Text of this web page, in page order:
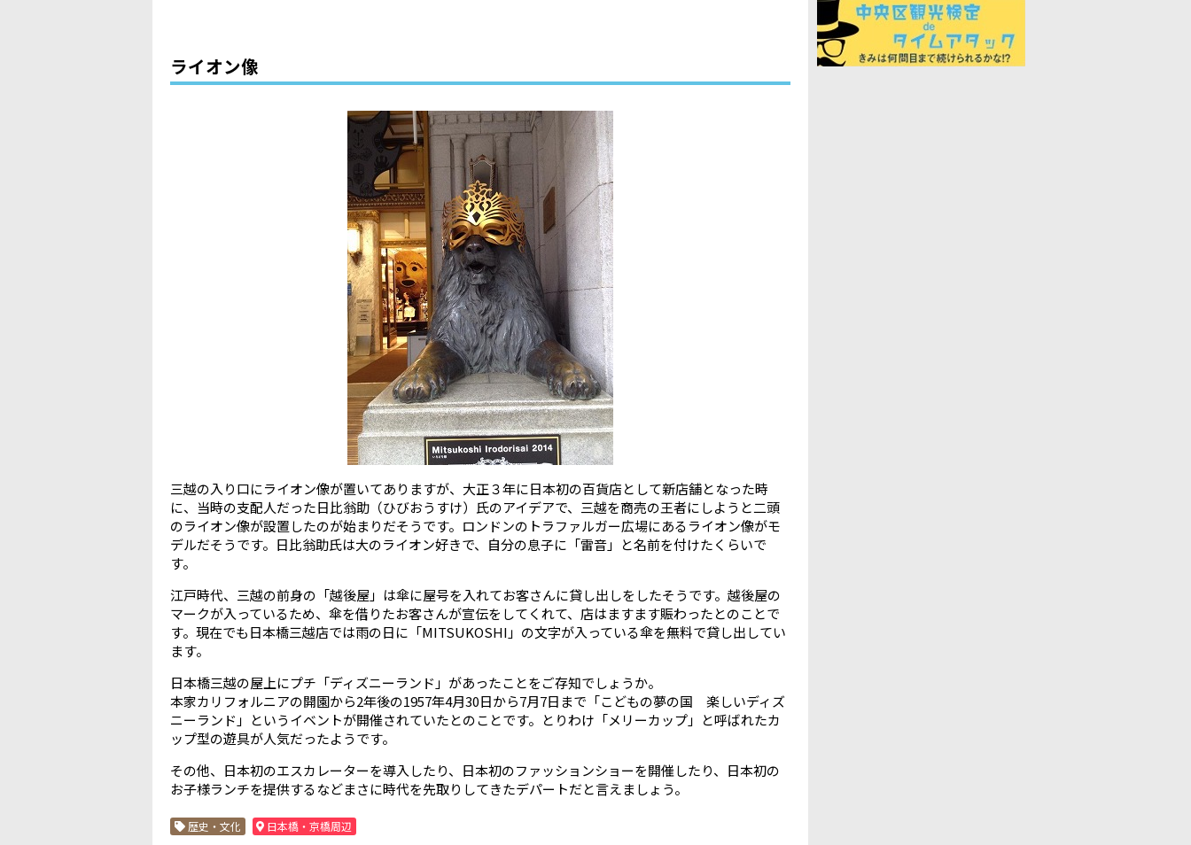
ライオン像
三越の入り口にライオン像が置いてありますが、大正３年に日本初の百貨店として新店舗となった時
に、当時の支配人だった日比翁助（ひびおうすけ）氏のアイデアで、三越を商売の王者にしようと二頭
のライオン像が設置したのが始まりだそうです。ロンドンのトラファルガー広場にあるライオン像がモ
デルだそうです。日比翁助氏は大のライオン好きで、自分の息子に「雷音」と名前を付けたくらいで
す。
江戸時代、三越の前身の「越後屋」は傘に屋号を入れてお客さんに貸し出しをしたそうです。越後屋の
マークが入っているため、傘を借りたお客さんが宣伝をしてくれて、店はますます賑わったとのことで
す。現在でも日本橋三越店では雨の日に「MITSUKOSHI」の文字が入っている傘を無料で貸し出してい
ます。
日本橋三越の屋上にプチ「ディズニーランド」があったことをご存知でしょうか。
本家カリフォルニアの開園から2年後の1957年4月30日から7月7日まで「こどもの夢の国 楽しいディズ
ニーランド」というイベントが開催されていたとのことです。とりわけ「メリーカップ」と呼ばれたカ
ップ型の遊具が人気だったようです。
その他、日本初のエスカレーターを導入したり、日本初のファッションショーを開催したり、日本初の
お子様ランチを提供するなどまさに時代を先取りしてきたデパートだと言えましょう。
歴史・文化 日本橋・京橋周辺